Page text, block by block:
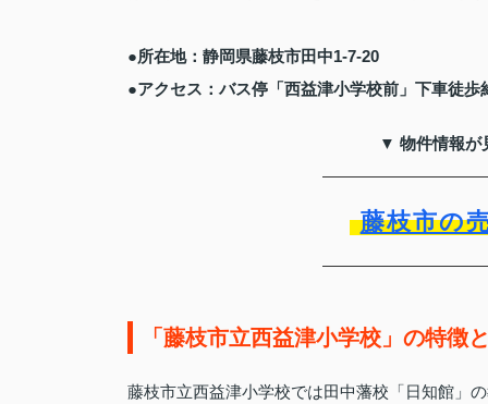
●所在地：静岡県藤枝市田中1-7-20
●アクセス：バス停「西益津小学校前」下車徒歩
▼ 物件情報が
藤枝市の
「藤枝市立西益津小学校」の特徴
藤枝市立西益津小学校では田中藩校「日知館」